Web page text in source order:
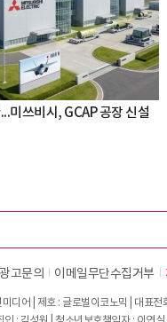
미쓰비시, GCAP 공장 신설
광고문의 이메일무단수집거부
디어 | 제호 : 글로벌이코노믹 | 대표